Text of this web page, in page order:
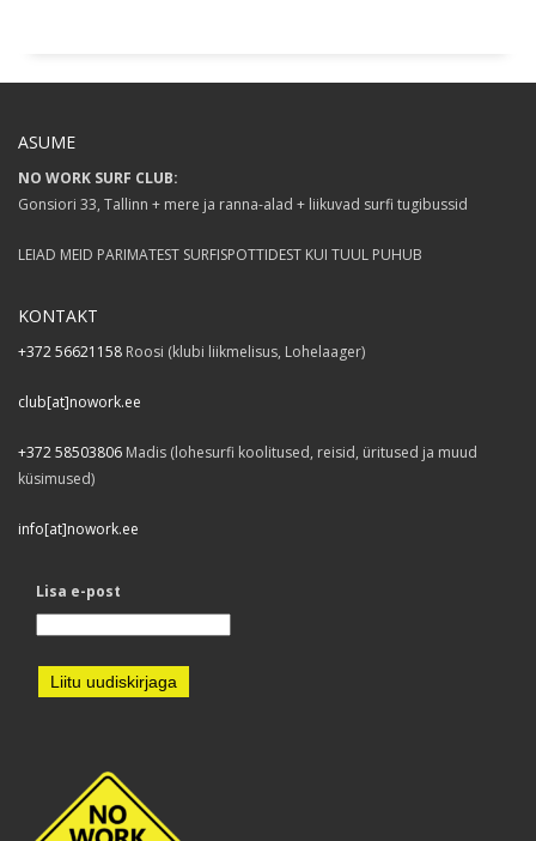
ASUME
NO WORK SURF CLUB:
Gonsiori 33, Tallinn + mere ja ranna-alad + liikuvad surfi tugibussid
LEIAD MEID PARIMATEST SURFISPOTTIDEST KUI TUUL PUHUB
KONTAKT
+372 56621158 Roosi (klubi liikmelisus, Lohelaager)
club[at]nowork.ee
+372 58503806 Madis (lohesurfi koolitused, reisid, üritused ja muud
küsimused)
info[at]nowork.ee
Lisa e-post
Liitu uudiskirjaga